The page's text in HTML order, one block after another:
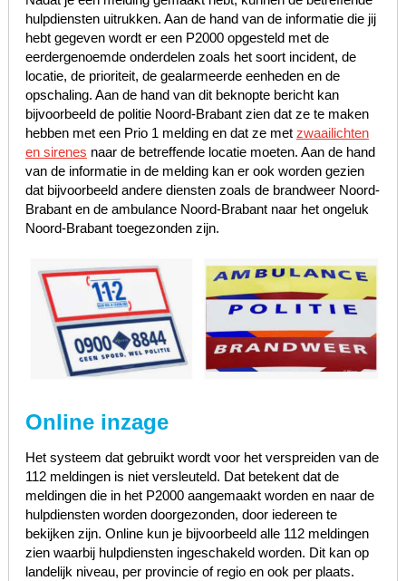
hulpdiensten uitrukken. Aan de hand van de informatie die jij
hebt gegeven wordt er een P2000 opgesteld met de
eerdergenoemde onderdelen zoals het soort incident, de
locatie, de prioriteit, de gealarmeerde eenheden en de
opschaling. Aan de hand van dit beknopte bericht kan
bijvoorbeeld de politie Noord-Brabant zien dat ze te maken
hebben met een Prio 1 melding en dat ze met zwaailichten
en sirenes naar de betreffende locatie moeten. Aan de hand
van de informatie in de melding kan er ook worden gezien
dat bijvoorbeeld andere diensten zoals de brandweer Noord-
Brabant en de ambulance Noord-Brabant naar het ongeluk
Noord-Brabant toegezonden zijn.
Online inzage
Het systeem dat gebruikt wordt voor het verspreiden van de
112 meldingen is niet versleuteld. Dat betekent dat de
meldingen die in het P2000 aangemaakt worden en naar de
hulpdiensten worden doorgezonden, door iedereen te
bekijken zijn. Online kun je bijvoorbeeld alle 112 meldingen
zien waarbij hulpdiensten ingeschakeld worden. Dit kan op
landelijk niveau, per provincie of regio en ook per plaats.